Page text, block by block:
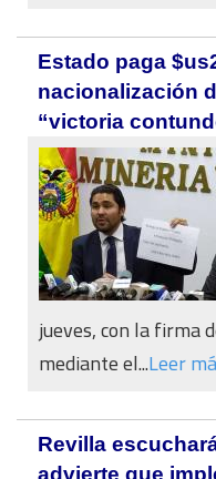
Estado paga
nacionalización
“victoria
jueves, con la firma
mediante el...Leer
Revilla
advierte que